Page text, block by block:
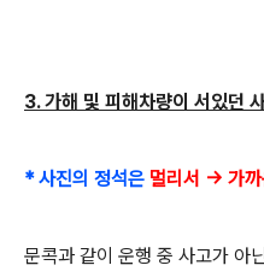
3. 가해 및 피해차량이 서있던
* 사진의 정석은 멀리서 -> 가
문콕과 같이 운행 중 사고가 아